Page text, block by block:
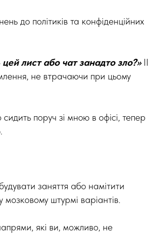
до політиків та конфіденційних
лист або чат занадто зло?»ІІ
не втрачаючи при цьому
поруч зі мною в офісі, тепер
заняття або намітити
штурмі варіантів.
які ви, можливо, не